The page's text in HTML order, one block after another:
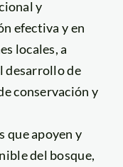
y
efectiva y en
locales, a
desarrollo de
conservación y
que apoyen y
del bosque,